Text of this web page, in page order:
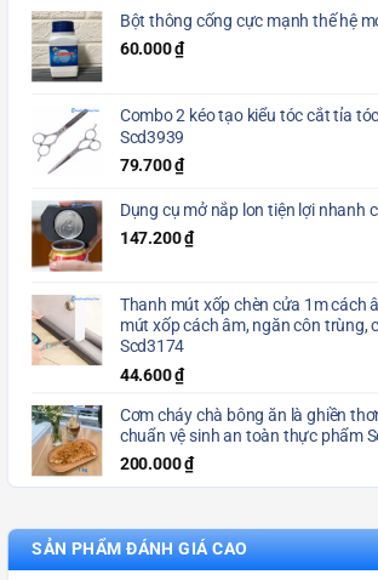
Bột thông cống cực mạnh thế hệ
60.000₫
Combo 2 kéo tạo kiểu tóc cắt tỉa
Scd3939
79.700₫
Dụng cụ mở nắp lon tiện lợi nhanh
147.200₫
Thanh mút xốp chèn cửa 1m cách
mút xốp cách âm, ngăn côn trùng,
Scd3174
44.600₫
Cơm cháy chà bông ăn là ghiền
chuẩn vệ sinh an toàn thực phẩm
200.000₫
SẢN PHẨM ĐÁNH GIÁ CAO